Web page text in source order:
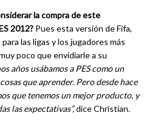
la compra de este
2012? Pues esta versión de Fifa,
las ligas y los jugadores más
poco que envidiarle a su
años usábamos a PES como un
que aprender. Pero desde hace
que tenemos un mejor producto, y
las expectativas”,dice Christian.